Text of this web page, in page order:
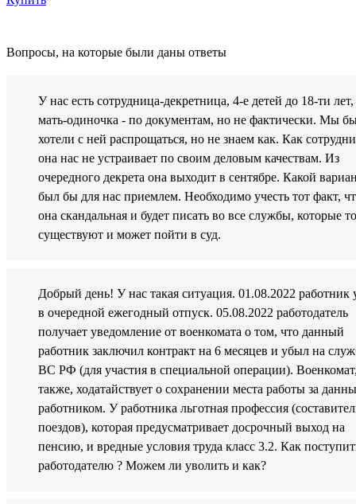
Вопросы, на которые были даны ответы
У нас есть сотрудница-декретница, 4-е детей до 18-ти лет,
мать-одиночка - по документам, но не фактически. Мы
хотели с ней распрощаться, но не знаем как. Как
она нас не устраивает по своим деловым качествам. Из
очередного декрета она выходит в сентябре. Какой
был бы для нас приемлем. Необходимо учесть тот факт,
она скандальная и будет писать во все службы, которые
существуют и может пойти в суд.
Добрый день! У нас такая ситуация. 01.08.2022 работник
в очередной ежегодный отпуск. 05.08.2022 работодатель
получает уведомление от военкомата о том, что данный
работник заключил контракт на 6 месяцев и убыл на
ВС РФ (для участия в специальной операции).
также, ходатайствует о сохранении места работы за
работником. У работника льготная профессия
поездов), которая предусматривает досрочный выход на
пенсию, и вредные условия труда класс 3.2. Как
работодателю ? Можем ли уволить и как?